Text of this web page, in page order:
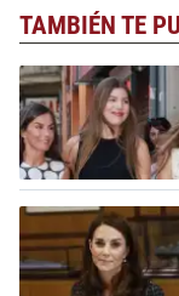
TAMBIÉN TE